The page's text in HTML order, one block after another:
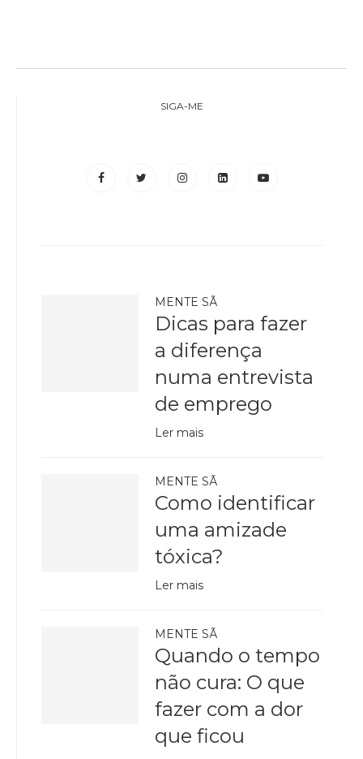
SIGA-ME
MENTE SÃ
Dicas para fazer
a diferença
numa entrevista
de emprego
Ler mais
MENTE SÃ
Como identificar
uma amizade
tóxica?
Ler mais
MENTE SÃ
Quando o tempo
não cura: O que
fazer com a dor
que ficou